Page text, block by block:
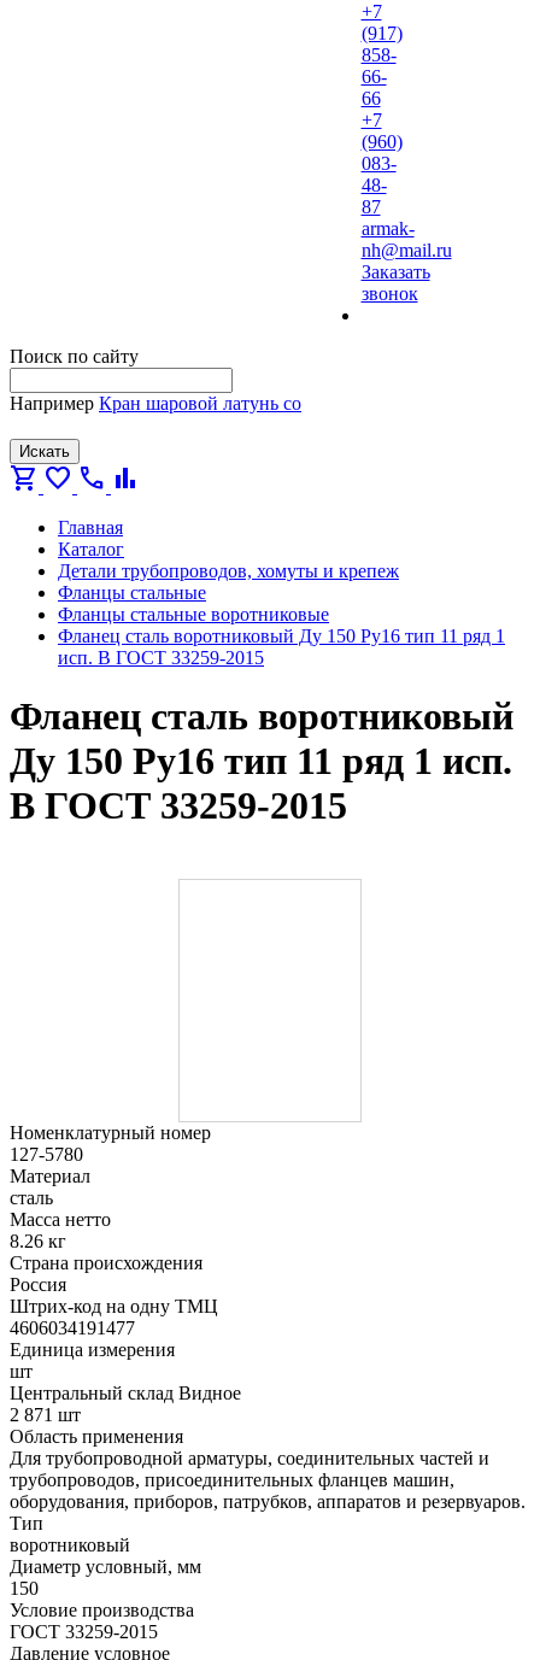
+7
(917)
858-
66-
66
+7
(960)
083-
48-
87
armak-
nh@mail.ru
Заказать
звонок
Поиск по сайту
Например Кран шаровой латунь со
Искать
shopping_cart favorite call bar_chart
Главная
Каталог
Детали трубопроводов, хомуты и крепеж
Фланцы стальные
Фланцы стальные воротниковые
Фланец сталь воротниковый Ду 150 Ру16 тип 11 ряд 1
исп. B ГОСТ 33259-2015
Фланец сталь воротниковый
Ду 150 Ру16 тип 11 ряд 1 исп.
B ГОСТ 33259-2015
Номенклатурный номер
127-5780
Материал
сталь
Масса нетто
8.26 кг
Страна происхождения
Россия
Штрих-код на одну ТМЦ
4606034191477
Единица измерения
шт
Центральный склад Видное
2 871 шт
Область применения
Для трубопроводной арматуры, соединительных частей и
трубопроводов, присоединительных фланцев машин,
оборудования, приборов, патрубков, аппаратов и резервуаров.
Тип
воротниковый
Диаметр условный, мм
150
Условие производства
ГОСТ 33259-2015
Давление условное